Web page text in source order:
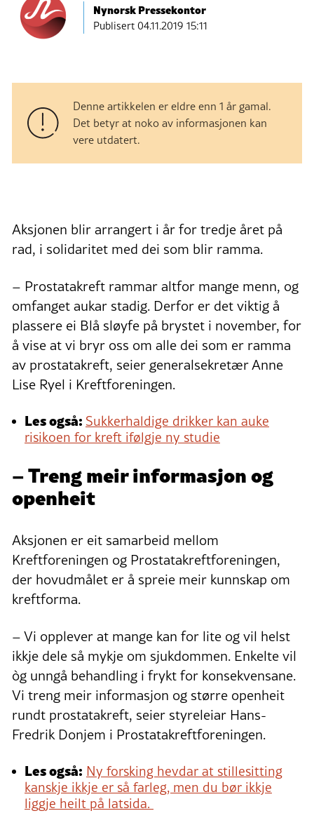
Nynorsk Pressekontor
Publisert04.11.2019 15:11
Denne artikkelen er eldre enn 1 år gamal.
Det betyr at noko av informasjonen kan
vere utdatert.
Aksjonen blir arrangert i år for tredje året på
rad, i solidaritet med dei som blir ramma.
– Prostatakreft rammar altfor mange menn, og
omfanget aukar stadig. Derfor er det viktig å
plassere ei Blå sløyfe på brystet i november, for
å vise at vi bryr oss om alle dei som er ramma
av prostatakreft, seier generalsekretær Anne
Lise Ryel i Kreftforeningen.
Les også: Sukkerhaldige drikker kan auke
risikoen for kreft ifølgje ny studie
– Treng meir informasjon og
openheit
Aksjonen er eit samarbeid mellom
Kreftforeningen og Prostatakreftforeningen,
der hovudmålet er å spreie meir kunnskap om
kreftforma.
– Vi opplever at mange kan for lite og vil helst
ikkje dele så mykje om sjukdommen. Enkelte vil
òg unngå behandling i frykt for konsekvensane.
Vi treng meir informasjon og større openheit
rundt prostatakreft, seier styreleiar Hans-
Fredrik Donjem i Prostatakreftforeningen.
Les også: Ny forsking hevdar at stillesitting
kanskje ikkje er så farleg, men du bør ikkje
liggje heilt på latsida.